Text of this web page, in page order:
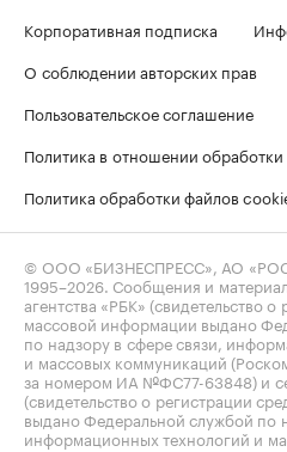
Корпоративная подписка
О соблюдении авторских прав
Пользовательское соглашение
Политика в отношении
Политика обработки файлов
© ООО «БИЗНЕСПРЕСС», АО
1995–2026 . Сообщения и
агентства «РБК» (свидетельство о
массовой информации выдано
по надзору в сфере связи,
и массовых коммуникаций
за номером ИА №ФС77-63848) и
(свидетельство о регистрации
выдано Федеральной службой по
информационных технологий и